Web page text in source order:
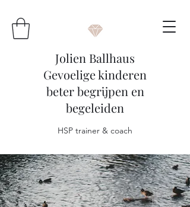
Jolien Ballhaus
Gevoelige kinderen
beter begrijpen en
begeleiden
HSP trainer & coach